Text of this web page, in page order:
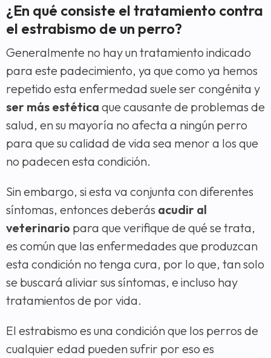
¿En qué consiste el tratamiento contra
el estrabismo de un perro?
Generalmente no hay un tratamiento indicado
para este padecimiento, ya que como ya hemos
repetido esta enfermedad suele ser congénita y
ser más estética que causante de problemas de
salud, en su mayoría no afecta a ningún perro
para que su calidad de vida sea menor a los que
no padecen esta condición.
Sin embargo, si esta va conjunta con diferentes
síntomas, entonces deberás acudir al
veterinario para que verifique de qué se trata,
es común que las enfermedades que produzcan
esta condición no tenga cura, por lo que, tan solo
se buscará aliviar sus síntomas, e incluso hay
tratamientos de por vida.
El estrabismo es una condición que los perros de
cualquier edad pueden sufrir por eso es